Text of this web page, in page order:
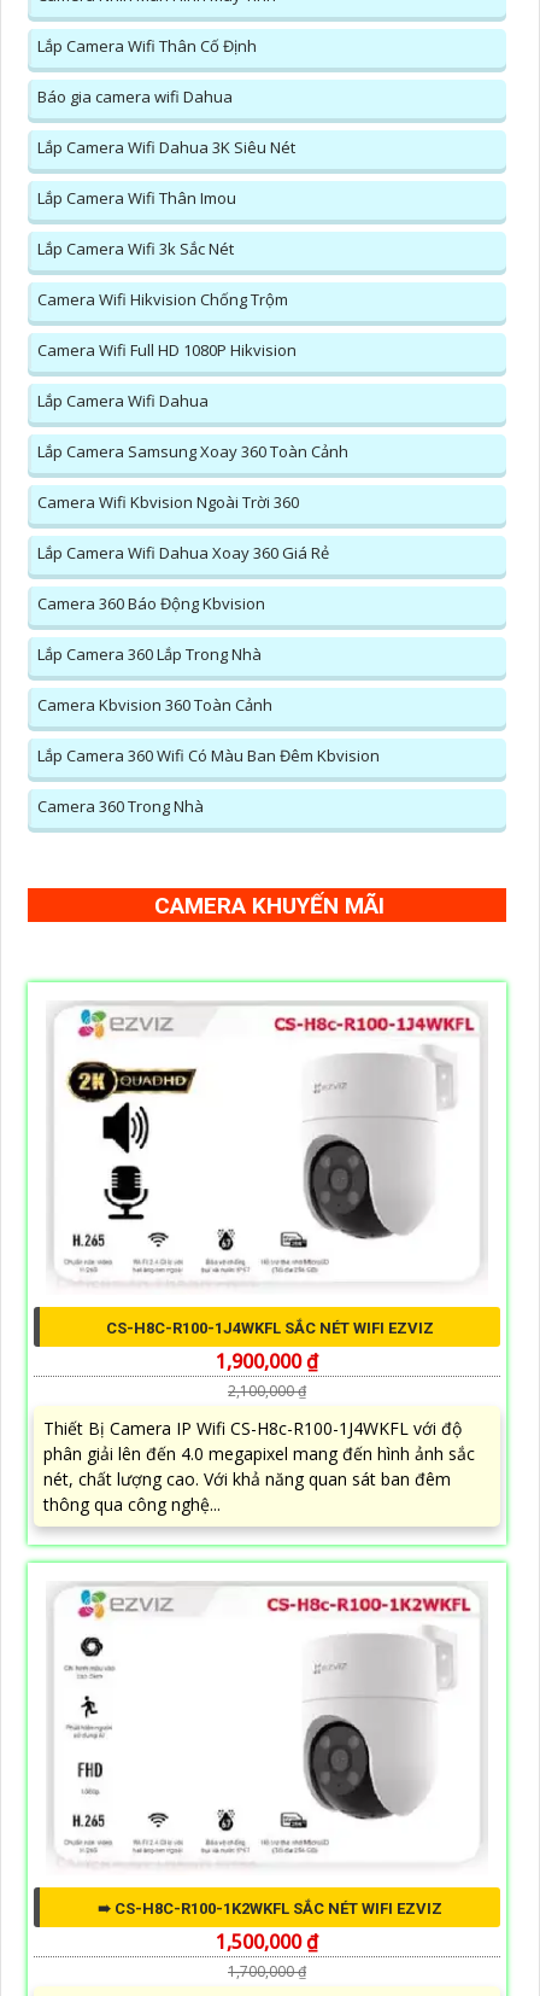
Lắp Camera Wifi Thân Cố Định
Báo gia camera wifi Dahua
Lắp Camera Wifi Dahua 3K Siêu Nét
Lắp Camera Wifi Thân Imou
Lắp Camera Wifi 3k Sắc Nét
Camera Wifi Hikvision Chống Trộm
Camera Wifi Full HD 1080P Hikvision
Lắp Camera Wifi Dahua
Lắp Camera Samsung Xoay 360 Toàn Cảnh
Camera Wifi Kbvision Ngoài Trời 360
Lắp Camera Wifi Dahua Xoay 360 Giá Rẻ
Camera 360 Báo Động Kbvision
Lắp Camera 360 Lắp Trong Nhà
Camera Kbvision 360 Toàn Cảnh
Lắp Camera 360 Wifi Có Màu Ban Đêm Kbvision
Camera 360 Trong Nhà
CAMERA KHUYẾN MÃI
CS-H8C-R100-1J4WKFL SẮC NÉT WIFI EZVIZ
1,900,000 ₫
2,100,000 ₫
Thiết Bị Camera IP Wifi CS-H8c-R100-1J4WKFL với độ
phân giải lên đến 4.0 megapixel mang đến hình ảnh sắc
nét, chất lượng cao. Với khả năng quan sát ban đêm
thông qua công nghệ...
➠ CS-H8C-R100-1K2WKFL SẮC NÉT WIFI EZVIZ
1,500,000 ₫
1,700,000 ₫